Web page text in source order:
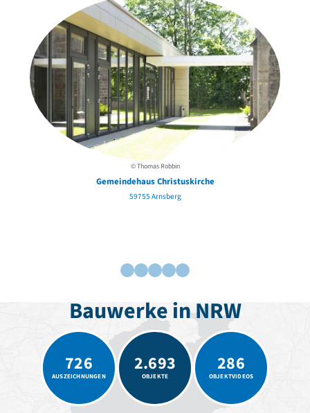
David Chipperfield
Harald Deilmann
Gottfried Böhm
Schneider von Esleben
Peter Behrens
Auszeichnung vorbildlicher Bauten NRW 2020
Big Beautiful Buildings (Großbauten der Nachkriegszeit)
Epochen
Gesamtübersicht...
1950er-70er Jahre
Romanik
Vorromanik
Römische Antike
Über uns
Über baukunst-nrw
Fachbeirat
© Thomas Robbin
Gemeindehaus Christuskirche
59755 Arnsberg
Bauwerke in NRW
726
AUSZEICHNUNGEN
2.693
OBJEKTE
286
OBJEKTVIDEOS